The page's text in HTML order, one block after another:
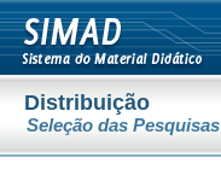
Distribuição
Seleção das Pesquisas